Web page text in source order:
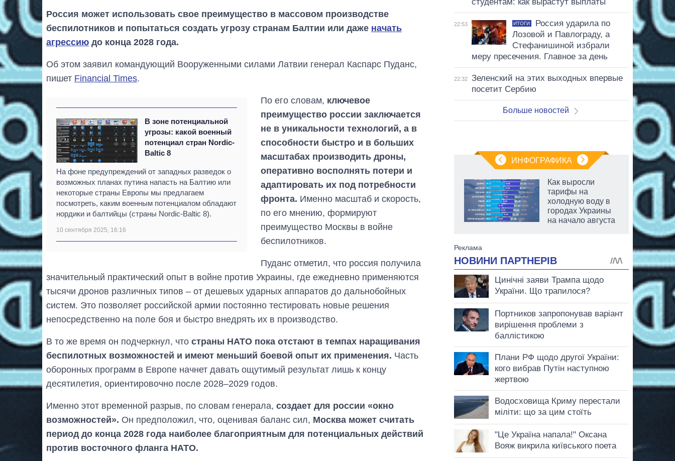
Россия может использовать свое преимущество в массовом производстве
беспилотников и попытаться создать угрозу странам Балтии или даже начать
агрессию до конца 2028 года.
Об этом заявил командующий Вооруженными силами Латвии генерал Каспарс Пуданc,
пишет Financial Times.
В зоне потенциальной
угрозы: какой военный
потенциал стран Nordic-
Baltic 8
На фоне предупреждений от западных разведок о
возможных планах путина напасть на Балтию или
некоторые страны Европы мы предлагаем
посмотреть, каким военным потенциалом обладают
нордики и балтийцы (страны Nordic-Baltic 8).
10 сентября 2025, 16:16
По его словам, ключевое
преимущество россии заключается
не в уникальности технологий, а в
способности быстро и в больших
масштабах производить дроны,
оперативно восполнять потери и
адаптировать их под потребности
фронта. Именно масштаб и скорость,
по его мнению, формируют
преимущество Москвы в войне
беспилотников.
Пуданc отметил, что россия получила
значительный практический опыт в войне против Украины, где ежедневно применяются
тысячи дронов различных типов – от дешевых ударных аппаратов до дальнобойных
систем. Это позволяет российской армии постоянно тестировать новые решения
непосредственно на поле боя и быстро внедрять их в производство.
В то же время он подчеркнул, что страны НАТО пока отстают в темпах наращивания
беспилотных возможностей и имеют меньший боевой опыт их применения. Часть
оборонных программ в Европе начнет давать ощутимый результат лишь к концу
десятилетия, ориентировочно после 2028–2029 годов.
Именно этот временной разрыв, по словам генерала, создает для россии «окно
возможностей». Он предположил, что, оценивая баланс сил, Москва может считать
период до конца 2028 года наиболее благоприятным для потенциальных действий
против восточного фланга НАТО.
22:53 ИТОГИ
Россия ударила по
Лозовой и Павлограду, а
Стефанишиной избрали
меру пресечения. Главное за день
22:32
Зеленский на этих выходных впервые
посетит Сербию
Больше новостей
ИНФОГРАФИКА
Как за 10 лет
изменилось
количество
поступающих в
магистратуру и
аспирантуру
Как выросли
тарифы на
холодную воду в
городах Украины
на начало августа